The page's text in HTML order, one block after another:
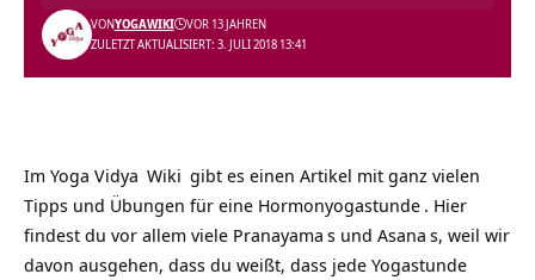
ZULETZT AKTUALISIERT: 3. JULI 2018 13:41
VONYOGAWIKI VOR 13 JAHREN
Im Yoga Vidya Wiki gibt es einen Artikel mit ganz vielen
Tipps und Übungen für eine Hormonyogastunde . Hier
findest du vor allem viele Pranayama s und Asana s, weil wir
davon ausgehen, dass du weißt, dass jede Yogastunde